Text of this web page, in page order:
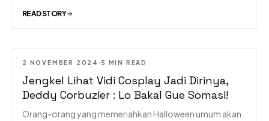
Arena, dibatalkan secara mendadak. Berikut adalah
READ STORY
MUSIC
2 NOVEMBER 2024 5 MIN READ
Jengkel Lihat Vidi Cosplay Jadi Dirinya,
Deddy Corbuzier : Lo Bakal Gue Somasi!
Orang-orang yang memeriahkan Halloween umum akan